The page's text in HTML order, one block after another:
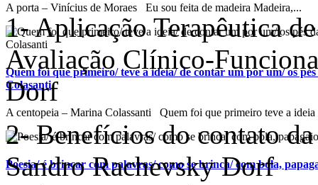
A porta – Vinícius de Moraes Eu sou feita de madeira Madeira,...
Quem foi que primeiro/ teve a ideia/ de contar um por um/ os
Colasanti
A centopeia – Marina Colassanti Quem foi que primeiro teve a ideia
Poesia/ é brincar com palavras/ como se brinca/ com bola,
1- Aplicação Terapêutica
Avaliação Clínico-
Dorf
2- Benefícios do contato
Sandro Rachevsky Dorf